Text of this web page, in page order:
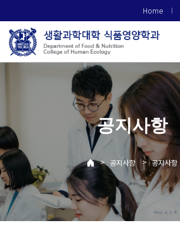
로
메
Home
공지사항
> 공지사항 > 공지사항